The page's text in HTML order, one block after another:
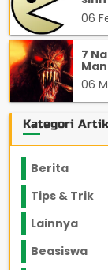
06
7
06
Kategori
Berita
Tips & Trik
Lainnya
Beasiswa